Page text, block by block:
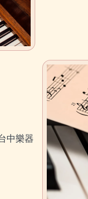
中樂器